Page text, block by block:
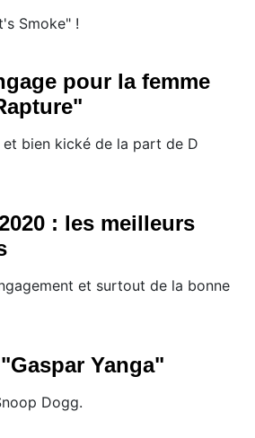
Smoke" !
pour la femme
bien kické de la part de D
: les meilleurs
et surtout de la bonne
Yanga"
Dogg.